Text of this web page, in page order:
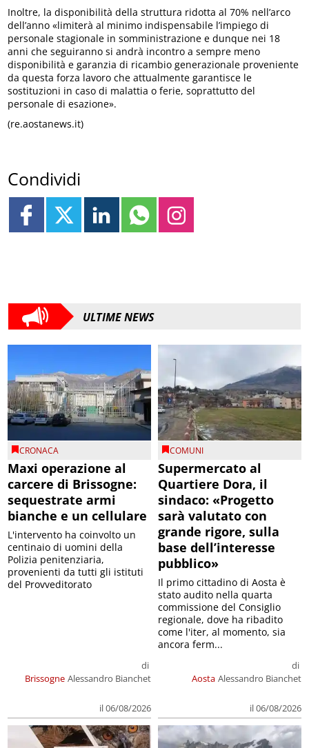
Inoltre, la disponibilità della struttura ridotta al 70% nell’arco
dell’anno «limiterà al minimo indispensabile l’impiego di
personale stagionale in somministrazione e dunque nei 18
anni che seguiranno si andrà incontro a sempre meno
disponibilità e garanzia di ricambio generazionale proveniente
da questa forza lavoro che attualmente garantisce le
sostituzioni in caso di malattia o ferie, soprattutto del
personale di esazione».
(re.aostanews.it)
Condividi
ULTIME NEWS
CRONACA
Maxi operazione al
carcere di Brissogne:
sequestrate armi
bianche e un cellulare
Brissogne
di
Alessandro Bianchet
il 06/08/2026
L'intervento ha coinvolto un
centinaio di uomini della
Polizia penitenziaria,
provenienti da tutti gli istituti
del Provveditorato
COMUNI
Supermercato al
Quartiere Dora, il
sindaco: «Progetto
sarà valutato con
grande rigore, sulla
base dell’interesse
pubblico»
Aosta
di
Alessandro Bianchet
il 06/08/2026
Il primo cittadino di Aosta è
stato audito nella quarta
commissione del Consiglio
regionale, dove ha ribadito
come l'iter, al momento, sia
ancora ferm...